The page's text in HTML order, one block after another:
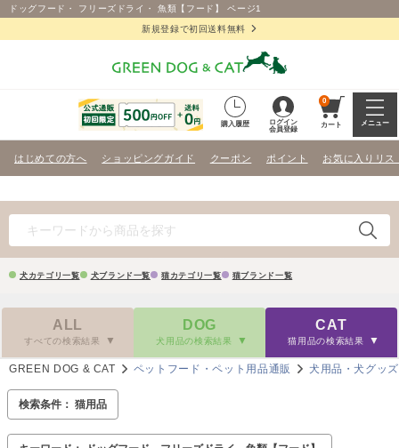
ドッグフード・ フリーズドライ・ 魚類【フード】 ページ1
新規登録で初回送料無料
購入履歴
ログイン
会員登録
0
カート メニュー
はじめての方へ ショッピングガイド クーポン ポイント お気に入りリス
犬カテゴリ一覧 犬ブランド一覧 猫カテゴリ一覧 猫ブランド一覧
ALL
すべての検索結果
DOG
犬用品の検索結果
CAT
猫用品の検索結果
GREEN DOG & CAT ペットフード・ペット用品通販 犬用品・犬グッズ
検索条件： 猫用品